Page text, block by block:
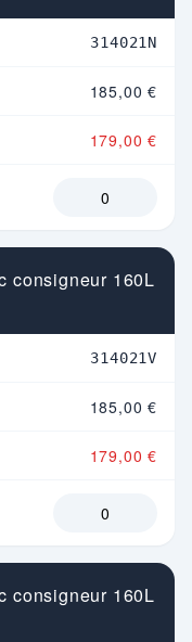
314021N
185,00 €
179,00 €
consigneur 160L
314021V
185,00 €
179,00 €
consigneur 160L